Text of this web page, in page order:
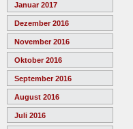
Januar 2017
Dezember 2016
November 2016
Oktober 2016
September 2016
August 2016
Juli 2016